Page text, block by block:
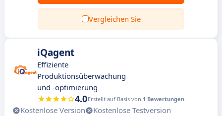
Vergleichen Sie
iQagent
Effiziente
Produktionsüberwachung
und -optimierung
4.0Erstellt auf Basis von 1 Bewertungen
Kostenlose Version
Kostenlose Testversion